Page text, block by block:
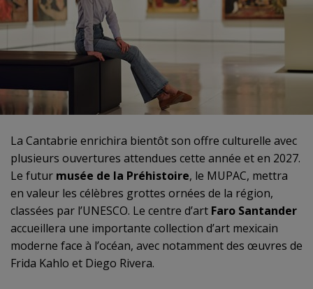
La Cantabrie enrichira bientôt son offre culturelle avec
plusieurs ouvertures attendues cette année et en 2027.
Le futur musée de la Préhistoire, le MUPAC, mettra
en valeur les célèbres grottes ornées de la région,
classées par l’UNESCO. Le centre d’art Faro Santander
accueillera une importante collection d’art mexicain
moderne face à l’océan, avec notamment des œuvres de
Frida Kahlo et Diego Rivera.